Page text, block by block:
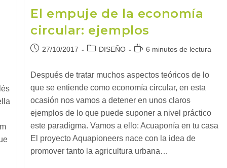
El empuje de la economía
circular: ejemplos
Publicación
entrada:
27/10/2017
Categoría
entrada:
DISEÑO
Tiempo6 minutos de lectura
Después de tratar muchos aspectos teóricos de lo
que se entiende como economía circular, en esta
ocasión nos vamos a detener en unos claros
ejemplos de lo que puede suponer a nivel práctico
este paradigma. Vamos a ello: Acuaponía en tu casa
El proyecto Aquapioneers nace con la idea de
promover tanto la agricultura urbana…